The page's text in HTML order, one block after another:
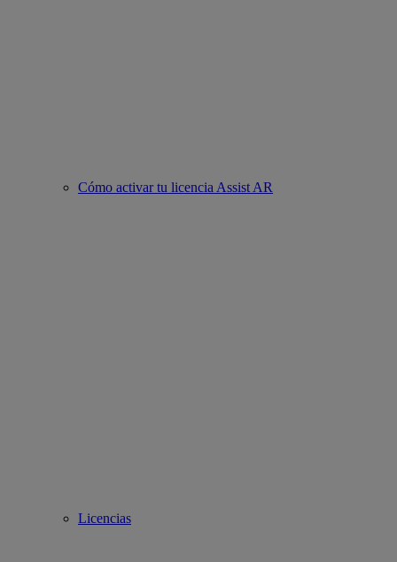
Cómo activar tu licencia Assist AR
Licencias